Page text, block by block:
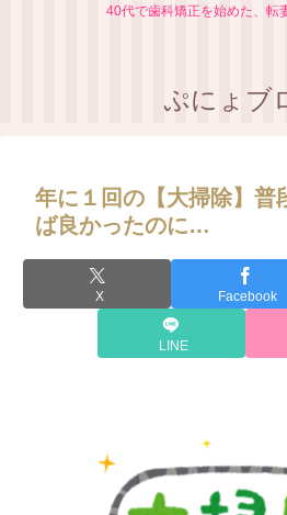
40代で歯科矯正を始めた、転
ぷにょブ
年に１回の【大掃除】普
ば良かったのに…
X Facebook
LINE